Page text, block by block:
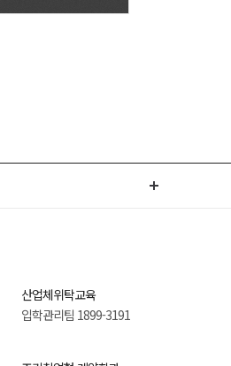
산업체위탁교육
입학관리팀 1899-3191